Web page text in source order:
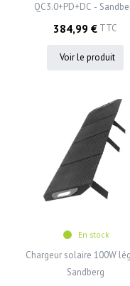
QC3.0+PD+DC -
384,99 € TTC
Voir le produit
En stock
Chargeur solaire 100W
Sandberg